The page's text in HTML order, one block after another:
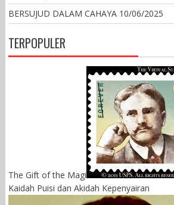
BERSUJUD DALAM CAHAYA 10/06/2025
TERPOPULER
The Gift of the Magi
Kaidah Puisi dan Akidah Kepenyairan